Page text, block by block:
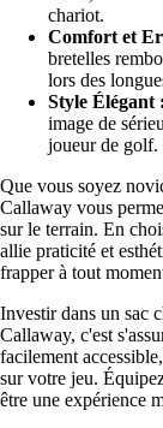
chariot.
Comfort et
bretelles
lors des
Style Élégant :
image de
joueur de golf.
Que vous soyez
Callaway vous
sur le terrain. En
allie praticité et
frapper à tout
Investir dans un sac
Callaway, c'est
facilement
sur votre jeu.
être une expérience